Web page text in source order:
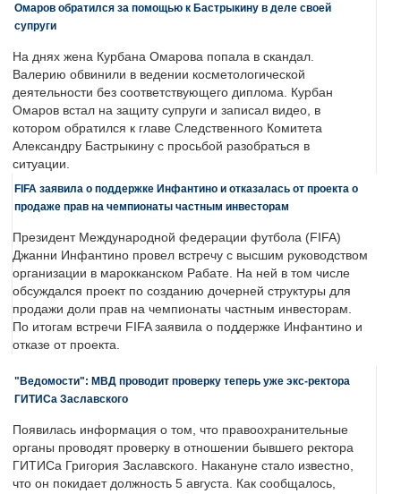
Омаров обратился за помощью к Бастрыкину в деле своей
супруги
На днях жена Курбана Омарова попала в скандал.
Валерию обвинили в ведении косметологической
деятельности без соответствующего диплома. Курбан
Омаров встал на защиту супруги и записал видео, в
котором обратился к главе Следственного Комитета
Александру Бастрыкину с просьбой разобраться в
ситуации.
FIFA заявила о поддержке Инфантино и отказалась от проекта о
продаже прав на чемпионаты частным инвесторам
Президент Международной федерации футбола (FIFA)
Джанни Инфантино провел встречу с высшим руководством
организации в марокканском Рабате. На ней в том числе
обсуждался проект по созданию дочерней структуры для
продажи доли прав на чемпионаты частным инвесторам.
По итогам встречи FIFA заявила о поддержке Инфантино и
отказе от проекта.
"Ведомости": МВД проводит проверку теперь уже экс-ректора
ГИТИСа Заславского
Появилась информация о том, что правоохранительные
органы проводят проверку в отношении бывшего ректора
ГИТИСа Григория Заславского. Накануне стало известно,
что он покидает должность 5 августа. Как сообщалось,